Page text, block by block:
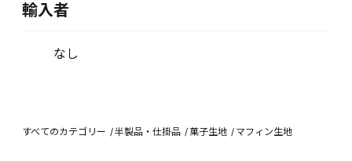
輸入者
なし
すべてのカテゴリー 半製品・仕掛品 菓子生地 マフィン生地